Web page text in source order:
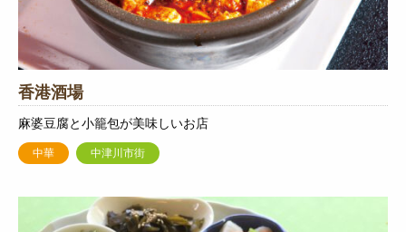
香港酒場
麻婆豆腐と小籠包が美味しいお店
中華 中津川市街